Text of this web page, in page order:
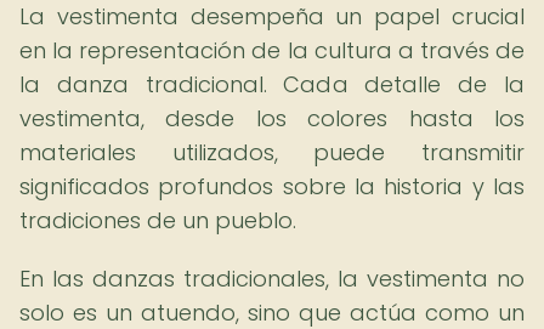
La vestimenta desempeña un papel crucial
en la representación de la cultura a través de
la danza tradicional. Cada detalle de la
vestimenta, desde los colores hasta los
materiales utilizados, puede transmitir
significados profundos sobre la historia y las
tradiciones de un pueblo.
En las danzas tradicionales, la vestimenta no
solo es un atuendo, sino que actúa como un